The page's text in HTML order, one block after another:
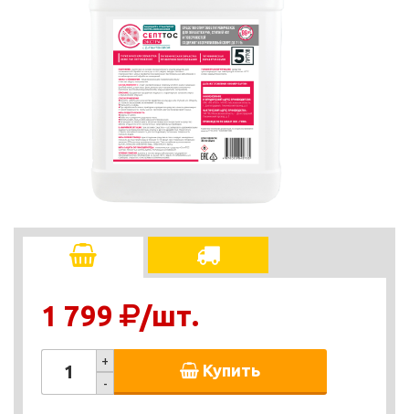
1 799 /шт.
+
-
Купить